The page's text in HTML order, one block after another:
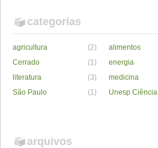
categorias
agricultura (2) alimentos
Cerrado
(1) energia
literatura
(3) medicina
São Paulo
(1) Unesp Ciência
arquivos